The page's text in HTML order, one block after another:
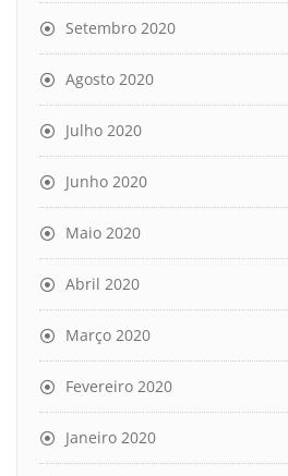
Setembro 2020
Agosto 2020
Julho 2020
Junho 2020
Maio 2020
Abril 2020
Março 2020
Fevereiro 2020
Janeiro 2020